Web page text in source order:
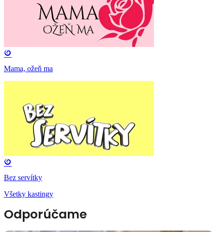
Mama, ožeň ma
Bez servítky
Všetky kastingy
Odporúčame